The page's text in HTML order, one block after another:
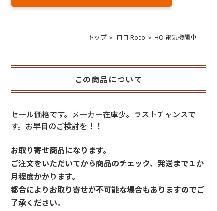
トップ ロコ Roco HO 電気機関車
この商品について
セール価格です。メーカー在庫少。ラストチャンスで
す。お早目のご検討を！！
お取り寄せ商品になります。
ご注文をいただいてから商品のチェック、発送まで１か
月程度かかります。
都合によりお取り寄せが不可能な場合もありますのでご
了承ください。